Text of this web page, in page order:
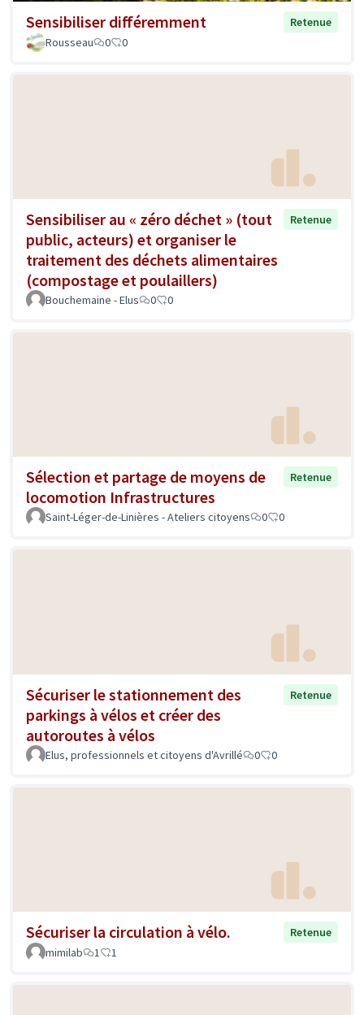
Sensibiliser différemment
Retenue
Rousseau
0 0
Sensibiliser au « zéro déchet » (tout
public, acteurs) et organiser le
traitement des déchets alimentaires
(compostage et poulaillers)
Retenue
Bouchemaine - Elus 0 0
Sélection et partage de moyens de
locomotion Infrastructures
Retenue
Saint-Léger-de-Linières - Ateliers citoyens 0 0
Sécuriser le stationnement des
parkings à vélos et créer des
autoroutes à vélos
Retenue
Elus, professionnels et citoyens d'Avrillé 0 0
Sécuriser la circulation à vélo.
Retenue
mimilab
1 1